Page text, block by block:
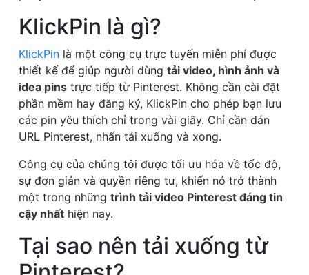
KlickPin là gì?
KlickPin là một công cụ trực tuyến miễn phí được
thiết kế để giúp người dùng tải video, hình ảnh và
idea pins trực tiếp từ Pinterest. Không cần cài đặt
phần mềm hay đăng ký, KlickPin cho phép bạn lưu
các pin yêu thích chỉ trong vài giây. Chỉ cần dán
URL Pinterest, nhấn tải xuống và xong.
Công cụ của chúng tôi được tối ưu hóa về tốc độ,
sự đơn giản và quyền riêng tư, khiến nó trở thành
một trong những trình tải video Pinterest đáng tin
cậy nhất hiện nay.
Tại sao nên tải xuống từ